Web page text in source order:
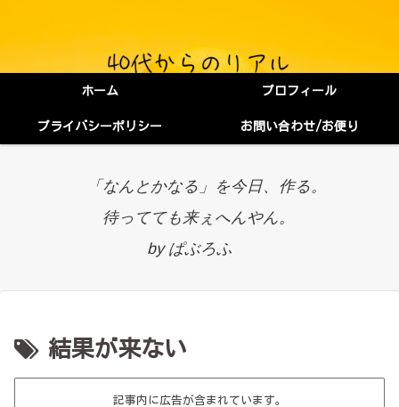
ホーム プロフィール
プライバシーポリシー お問い合わせ/お便り
「なんとかなる」を今日、作る。
待ってても来ぇへんやん。
by ぱぶろふ
結果が来ない
記事内に広告が含まれています。